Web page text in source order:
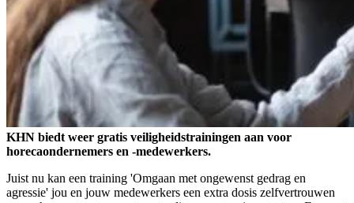
KHN biedt weer gratis veiligheidstrainingen aan voor
horecaondernemers en -medewerkers.
Juist nu kan een training 'Omgaan met ongewenst gedrag en
agressie' jou en jouw medewerkers een extra dosis zelfvertrouwen